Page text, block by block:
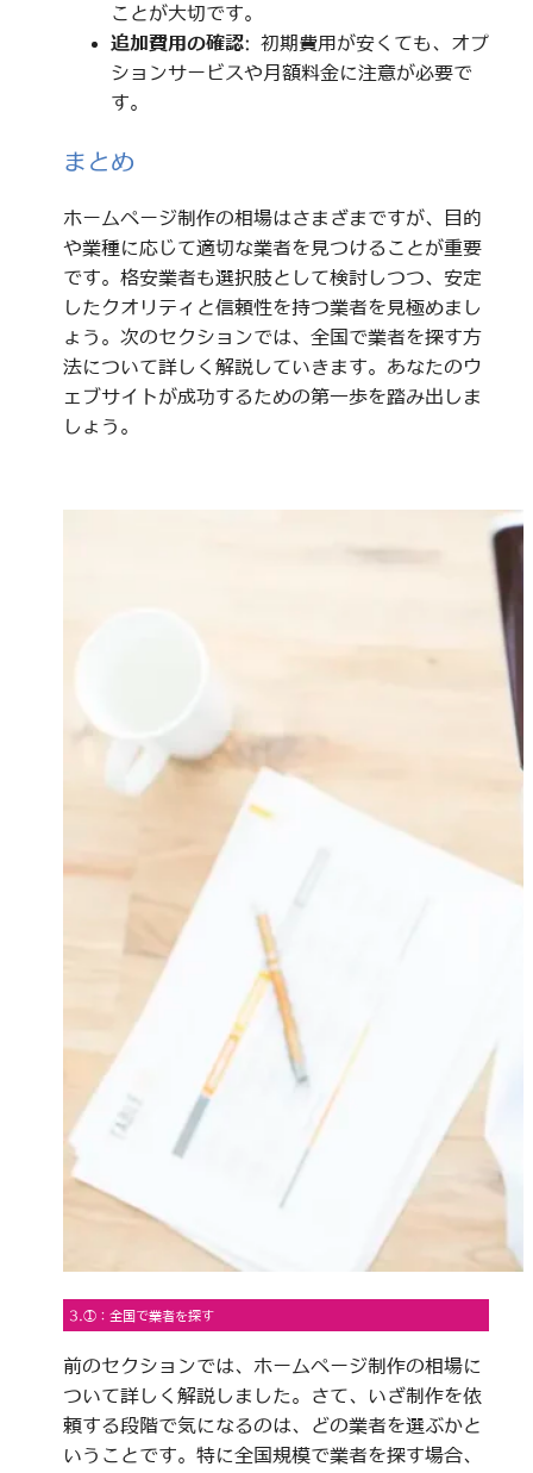
ことが大切です。
追加費用の確認: 初期費用が安くても、オプ
ションサービスや月額料金に注意が必要で
す。
まとめ
ホームページ制作の相場はさまざまですが、目的
や業種に応じて適切な業者を見つけることが重要
です。格安業者も選択肢として検討しつつ、安定
したクオリティと信頼性を持つ業者を見極めまし
ょう。次のセクションでは、全国で業者を探す方
法について詳しく解説していきます。あなたのウ
ェブサイトが成功するための第一歩を踏み出しま
しょう。
3.①：全国で業者を探す
前のセクションでは、ホームページ制作の相場に
ついて詳しく解説しました。さて、いざ制作を依
頼する段階で気になるのは、どの業者を選ぶかと
いうことです。特に全国規模で業者を探す場合、